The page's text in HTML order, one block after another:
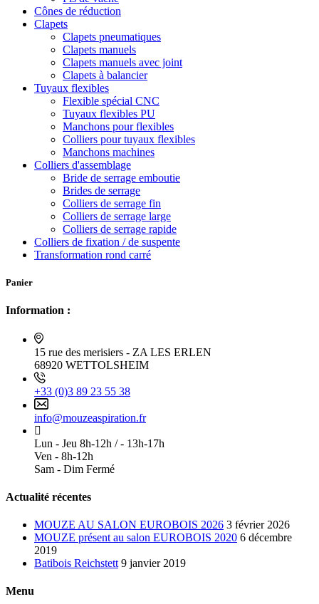
Cônes de réduction
Clapets
Clapets pneumatiques
Clapets manuels
Clapets manuels avec joint
Clapets à balancier
Tuyaux flexibles
Flexible spécial CNC
Tuyaux flexibles PU
Manchons pour flexibles
Colliers pour tuyaux flexibles
Manchons machines
Colliers d'assemblage
Bride de serrage emboutie
Brides de serrage
Colliers de serrage fin
Colliers de serrage large
Colliers de serrage rapide
Colliers de fixation / de suspente
Transformation rond carré
Panier
Information :
15 rue des merisiers - ZA LES ERLEN
68920 WETTOLSHEIM
+33 (0)3 89 23 55 38
info@mouzeaspiration.fr
Lun - Jeu 8h-12h / - 13h-17h
Ven - 8h-12h
Sam - Dim Fermé
Actualité récentes
MOUZE AU SALON EUROBOIS 2026 3 février 2026
MOUZE présent au salon EUROBOIS 2020 6 décembre
2019
Batibois Reichstett 9 janvier 2019
Menu